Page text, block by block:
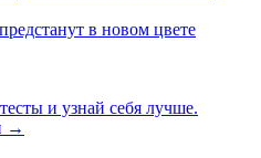
в новом цвете
и узнай себя лучше.
→